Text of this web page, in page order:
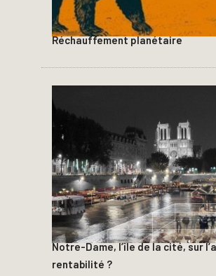
Réchauffement planétaire
Notre-Dame, l’île de la cité, sur
rentabilité ?